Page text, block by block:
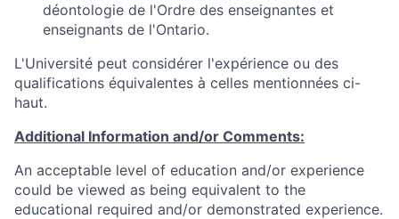
déontologie de l'Ordre des enseignantes et
enseignants de l'Ontario.
L'Université peut considérer l'expérience ou des
qualifications équivalentes à celles mentionnées ci-
haut.
Additional Information and/or Comments:
An acceptable level of education and/or experience
could be viewed as being equivalent to the
educational required and/or demonstrated experience.